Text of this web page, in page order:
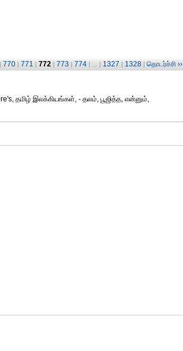
770 | 771 | 772 | 773 | 774 | ... | 1327 | 1328 | தொடர்ச்சி ››
தமிழ் இலக்கியங்கள், - தலம், பூஜித்த, என்னும்,